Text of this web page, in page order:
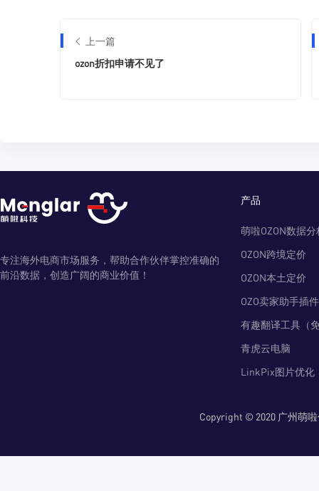
上一篇
ozon折扣申请不见了
专注海外电商市场服务，帮助合作伙伴掌控准确的
前沿数据，创造广阔的商业价值！
产品
萌啦OZON数据分
OZON跨境定价
OZON本土定价
OZO卖家助手插件
有趣翻译工具（
青虎云电脑
LinkPix图片优化
Copyright © 2020 广州萌